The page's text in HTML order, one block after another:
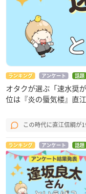
ランキング アンケート 話題
オタクが選ぶ「速水奨
位は『炎の蜃気楼』直
この時代に直江信綱が
ランキング アンケート 話題